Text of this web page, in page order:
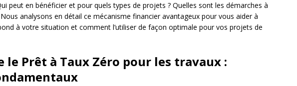
peut en bénéficier et pour quels types de projets ? Quelles sont les démarches à
analysons en détail ce mécanisme financier avantageux pour vous aider à
à votre situation et comment l’utiliser de façon optimale pour vos projets de
le Prêt à Taux Zéro pour les travaux :